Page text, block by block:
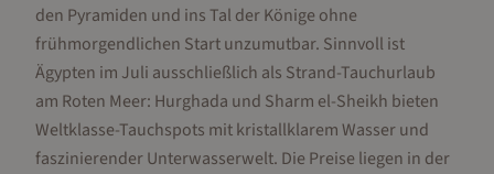
den Pyramiden und ins Tal der Könige ohne
frühmorgendlichen Start unzumutbar. Sinnvoll ist
Ägypten im Juli ausschließlich als Strand-Tauchurlaub
am Roten Meer: Hurghada und Sharm el-Sheikh bieten
Weltklasse-Tauchspots mit kristallklarem Wasser und
faszinierender Unterwasserwelt. Die Preise liegen in der